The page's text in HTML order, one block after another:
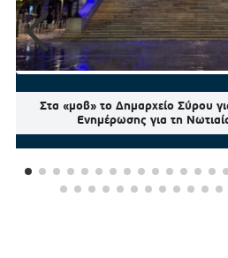
Στα «μοβ» το Δημαρχείο Σύρου
Ενημέρωσης για τη